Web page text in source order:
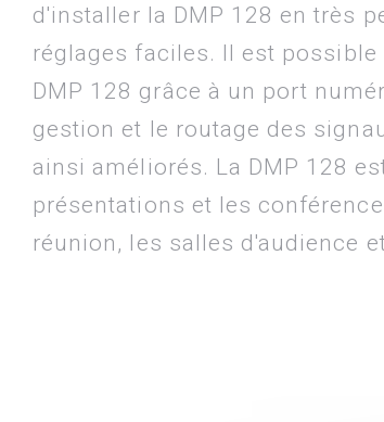
d'installer la DMP 128 en très
réglages faciles. Il est
DMP 128 grâce à un port
gestion et le routage des
ainsi améliorés. La DMP 128
présentations et les
réunion, les salles d'audience